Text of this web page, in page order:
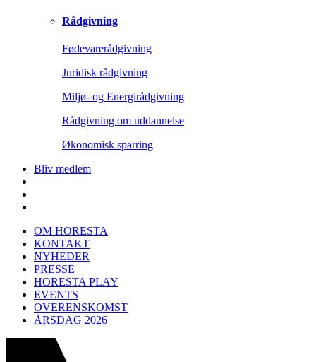
Rådgivning
Fødevarerådgivning
Juridisk rådgivning
Miljø- og Energirådgivning
Rådgivning om uddannelse
Økonomisk sparring
Bliv medlem
OM HORESTA
KONTAKT
NYHEDER
PRESSE
HORESTA PLAY
EVENTS
OVERENSKOMST
ÅRSDAG 2026